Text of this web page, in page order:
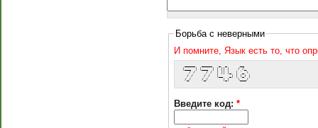
Борьба с неверными
И помните, Язык есть то, что
|___  | |___  | | || |    / /_
    / /     / /  | || |_  | '_ \
   / /     / /   |__   _| | (_) |
  /_/     /_/       |_|    \___/
Введите код: *